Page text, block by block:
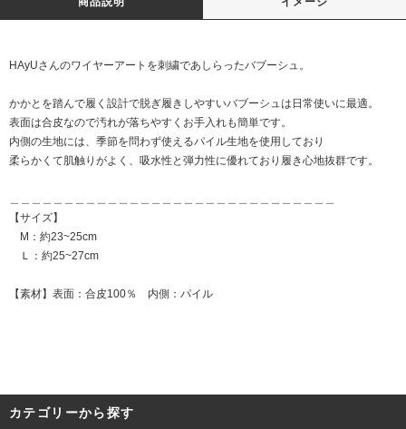
HAyUさんのワイヤーアートを刺繍であしらったバブーシュ。
かかとを踏んで履く設計で脱ぎ履きしやすいバブーシュは日常使いに最適。
表面は合皮なので汚れが落ちやすくお手入れも簡単です。
内側の生地には、季節を問わず使えるパイル生地を使用しており
柔らかくて肌触りがよく、吸水性と弾力性に優れており履き心地抜群です。
【サイズ】
M：約23~25cm
Ｌ：約25~27cm
【素材】表面：合皮100％ 内側：パイル
カテゴリーから探す